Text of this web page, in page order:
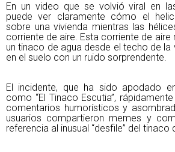
En un video que se volvió viral en
puede ver claramente cómo el
sobre una vivienda mientras las
corriente de aire. Esta corriente de aire
un tinaco de agua desde el techo de la
en el suelo con un ruido sorprendente.
El incidente, que ha sido apodado
como “El Tinaco Escutia”,
comentarios humorísticos y
usuarios compartieron memes y
referencia al inusual “desfile” del tinaco